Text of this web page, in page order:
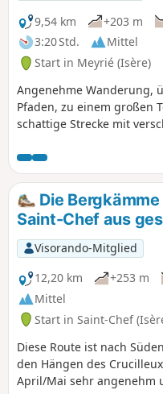
9,54 km
+203 m
3:20 Std.
Mittel
Start in Meyrié (Isère)
Angenehme Wanderung,
Pfaden, zu einem großen
schattige Strecke mit
Tal von Agny, die
dem 12. Jahrhundert und
Meyrié.
Die
Saint-Chef aus
Visorando-Mitglied
12,20 km
+253 m
Mittel
Start in Saint-Chef
Diese Route ist nach
den Hängen des
April/Mai sehr angenehm